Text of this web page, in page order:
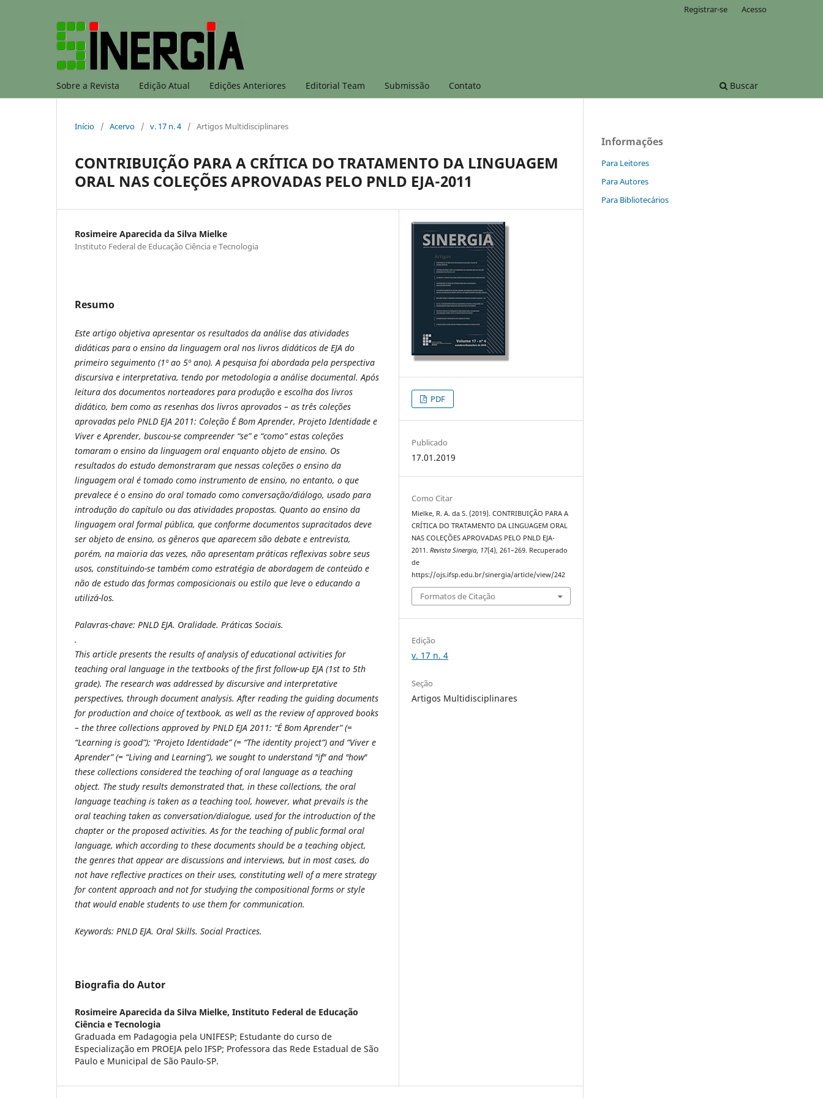
Sobre a Revista Edição Atual Edições Anteriores Editorial Team Submissão Contato Buscar
Registrar-se Acesso
Início / Acervo / v. 17 n. 4 / Artigos Multidisciplinares
CONTRIBUIÇÃO PARA A CRÍTICA DO TRATAMENTO DA LINGUAGEM
ORAL NAS COLEÇÕES APROVADAS PELO PNLD EJA-2011
Rosimeire Aparecida da Silva Mielke
Instituto Federal de Educação Ciência e Tecnologia
Resumo
Este artigo objetiva apresentar os resultados da análise das atividades
didáticas para o ensino da linguagem oral nos livros didáticos de EJA do
primeiro seguimento (1º ao 5º ano). A pesquisa foi abordada pela perspectiva
discursiva e interpretativa, tendo por metodologia a análise documental. Após
leitura dos documentos norteadores para produção e escolha dos livros
didático, bem como as resenhas dos livros aprovados – as três coleções
aprovadas pelo PNLD EJA 2011: Coleção É Bom Aprender, Projeto Identidade e
Viver e Aprender, buscou-se compreender “se” e “como” estas coleções
tomaram o ensino da linguagem oral enquanto objeto de ensino. Os
resultados do estudo demonstraram que nessas coleções o ensino da
linguagem oral é tomado como instrumento de ensino, no entanto, o que
prevalece é o ensino do oral tomado como conversação/diálogo, usado para
introdução do capítulo ou das atividades propostas. Quanto ao ensino da
linguagem oral formal pública, que conforme documentos supracitados deve
ser objeto de ensino, os gêneros que aparecem são debate e entrevista,
porém, na maioria das vezes, não apresentam práticas reflexivas sobre seus
usos, constituindo-se também como estratégia de abordagem de conteúdo e
não de estudo das formas composicionais ou estilo que leve o educando a
utilizá-los.
Palavras-chave: PNLD EJA. Oralidade. Práticas Sociais.
.
This article presents the results of analysis of educational activities for
teaching oral language in the textbooks of the first follow-up EJA (1st to 5th
grade). The research was addressed by discursive and interpretative
perspectives, through document analysis. After reading the guiding documents
for production and choice of textbook, as well as the review of approved books
– the three collections approved by PNLD EJA 2011: “É Bom Aprender”(=
“Learning is good”); “Projeto Identidade” (= “The identity project”) and “Viver e
Aprender” (= “Living and Learning”), we sought to understand "if" and "how"
these collections considered the teaching of oral language as a teaching
object. The study results demonstrated that, in these collections, the oral
language teaching is taken as a teaching tool, however, what prevails is the
oral teaching taken as conversation/dialogue, used for the introduction of the
chapter or the proposed activities. As for the teaching of public formal oral
language, which according to these documents should be a teaching object,
the genres that appear are discussions and interviews, but in most cases, do
not have reflective practices on their uses, constituting well of a mere strategy
for content approach and not for studying the compositional forms or style
that would enable students to use them for communication.
Keywords: PNLD EJA. Oral Skills. Social Practices.
Biografia do Autor
Rosimeire Aparecida da Silva Mielke, Instituto Federal de Educação
Ciência e Tecnologia
Graduada em Padagogia pela UNIFESP; Estudante do curso de
Especialização em PROEJA pelo IFSP; Professora das Rede Estadual de São
Paulo e Municipal de São Paulo-SP.
PDF
Publicado
17.01.2019
Como Citar
Mielke, R. A. da S. (2019). CONTRIBUIÇÃO PARA A
CRÍTICA DO TRATAMENTO DA LINGUAGEM ORAL
NAS COLEÇÕES APROVADAS PELO PNLD EJA-
2011.Revista Sinergia, 17(4), 261–269. Recuperado
de
https://ojs.ifsp.edu.br/sinergia/article/view/242
Formatos de Citação
Edição
v. 17 n. 4
Seção
Artigos Multidisciplinares
Informações
Para Leitores
Para Autores
Para Bibliotecários